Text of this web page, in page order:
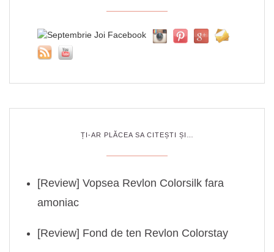
ȚI-AR PLĂCEA SA CITEȘTI ȘI…
[Review] Vopsea Revlon Colorsilk fara
amoniac
[Review] Fond de ten Revlon Colorstay